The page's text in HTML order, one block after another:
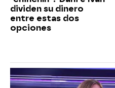
dividen su dinero
entre estas dos
opciones